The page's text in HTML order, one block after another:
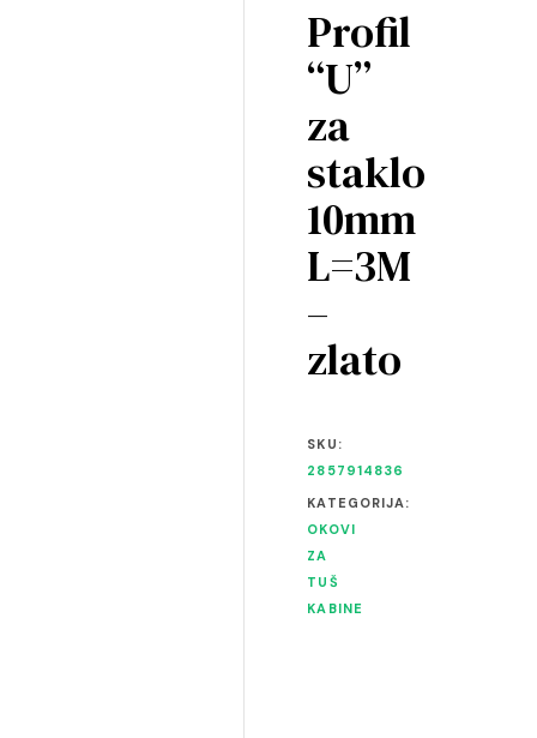
Profil
“U”
za
staklo
10mm
L=3M
–
zlato
SKU:
2857914836
KATEGORIJA:
OKOVI
ZA
TUŠ
KABINE